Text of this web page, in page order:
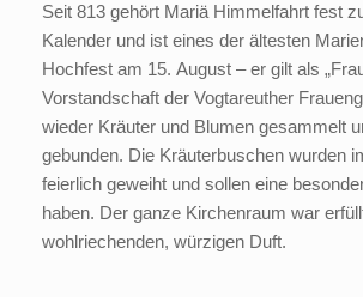
Seit 813 gehört Mariä Himmelfahrt fest
Kalender und ist eines der ältesten
Hochfest am 15. August – er gilt als
Vorstandschaft der Vogtareuther
wieder Kräuter und Blumen gesammelt
gebunden. Die Kräuterbuschen wurden
feierlich geweiht und sollen eine
haben. Der ganze Kirchenraum war
wohlriechenden, würzigen Duft.